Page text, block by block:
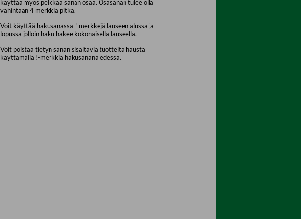
käyttää myös pelkkää sanan osaa. Osasanan tulee olla
vähintään 4 merkkiä pitkä.
Voit käyttää hakusanassa "-merkkejä lauseen alussa ja
lopussa jolloin haku hakee kokonaisella lauseella.
Voit poistaa tietyn sanan sisältäviä tuotteita hausta
käyttämällä !-merkkiä hakusanana edessä.